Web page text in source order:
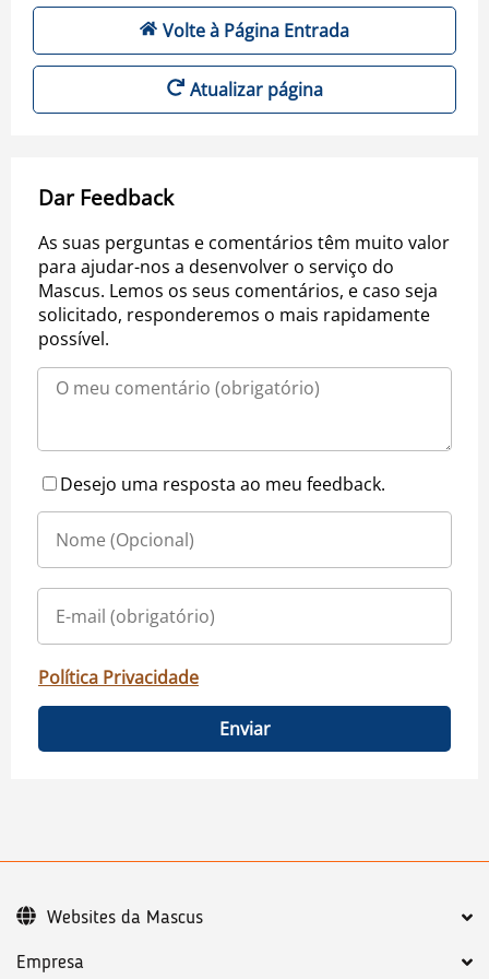
Volte à Página Entrada
Atualizar página
Dar Feedback
As suas perguntas e comentários têm muito valor
para ajudar-nos a desenvolver o serviço do
Mascus. Lemos os seus comentários, e caso seja
solicitado, responderemos o mais rapidamente
possível.
Desejo uma resposta ao meu feedback.
Política Privacidade
Enviar
Empresa
Websites da Mascus